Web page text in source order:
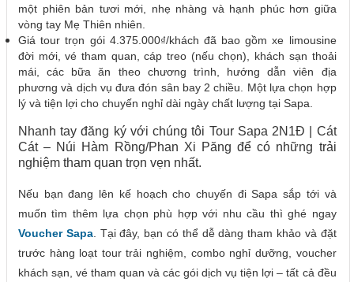
một phiên bản tươi mới, nhẹ nhàng và hạnh phúc hơn giữa
vòng tay Mẹ Thiên nhiên.
Giá tour trọn gói 4.375.000₫/khách đã bao gồm xe limousine
đời mới, vé tham quan, cáp treo (nếu chọn), khách sạn thoải
mái, các bữa ăn theo chương trình, hướng dẫn viên địa
phương và dịch vụ đưa đón sân bay 2 chiều. Một lựa chọn hợp
lý và tiện lợi cho chuyến nghỉ dài ngày chất lượng tại Sapa.
Nhanh tay đăng ký với chúng tôi Tour Sapa 2N1Đ | Cát
Cát – Núi Hàm Rồng/Phan Xi Păng để có những trải
nghiệm tham quan trọn vẹn nhất.
Nếu bạn đang lên kế hoạch cho chuyến đi Sapa sắp tới và
muốn tìm thêm lựa chọn phù hợp với nhu cầu thì ghé ngay
Voucher Sapa. Tại đây, bạn có thể dễ dàng tham khảo và đặt
trước hàng loạt tour trải nghiệm, combo nghỉ dưỡng, voucher
khách sạn, vé tham quan và các gói dịch vụ tiện lợi – tất cả đều